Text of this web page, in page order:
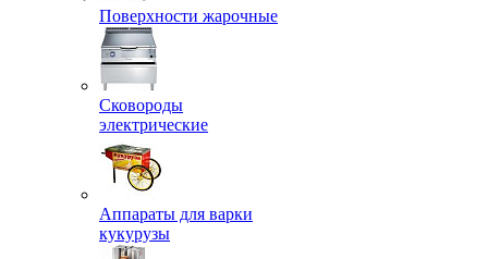
Поверхности жарочные
Сковороды
электрические
Аппараты для варки
кукурузы